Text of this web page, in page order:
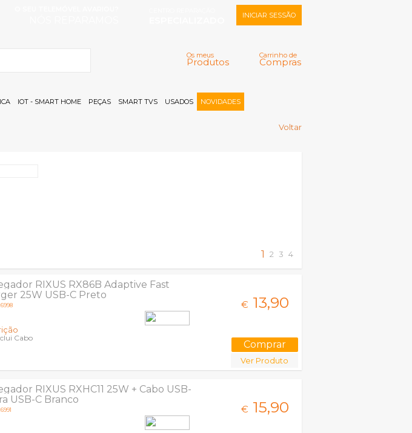
Carrinho de
Compras
Os meus
Produtos
INICIAR SESSÃO
Memorizar
Registar |
IOT - SMART HOME PEÇAS SMART TVS USADOS NOVIDADES
Voltar
1 2 3 4
RIXUS RX86B Adaptive Fast
25W USB-C Preto
Cabo
€ 13,90
Ver Produto
RIXUS RXHC11 25W + Cabo USB-
USB-C Branco
€ 15,90